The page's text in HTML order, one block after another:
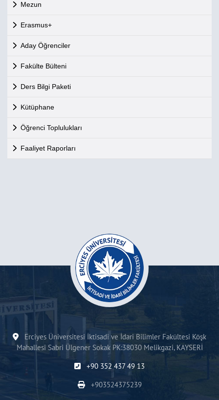
Mezun
Erasmus+
Aday Öğrenciler
Fakülte Bülteni
Ders Bilgi Paketi
Kütüphane
Öğrenci Toplulukları
Faaliyet Raporları
Erciyes Üniversitesi İktisadi ve İdari Bilimler Fakültesi Köşk
Mahallesi Sabri Ülgener Sokak PK:38030 Melikgazi, KAYSERİ
+90 352 437 49 13
+903524375239